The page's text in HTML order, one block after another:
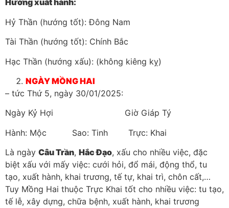
Hướng xuất hành:
Hỷ Thần (hướng tốt): Đông Nam
Tài Thần (hướng tốt): Chính Bắc
Hạc Thần (hướng xấu): (không kiêng kỵ)
NGÀY MỒNG HAI
– tức Thứ 5, ngày 30/01/2025:
Ngày Kỷ Hợi Giờ Giáp Tý
Hành: Mộc Sao: Tinh Trực: Khai
Là ngày Câu Trần, Hắc Đạo, xấu cho nhiều việc, đặc
biệt xấu với mấy việc: cưới hỏi, đổ mái, động thổ, tu
tạo, xuất hành, khai trương, tế tự, khai trì, chôn cất,…
Tuy Mồng Hai thuộc Trực Khai tốt cho nhiều việc: tu tạo,
tế lễ, xây dựng, chữa bệnh, xuất hành, khai trương